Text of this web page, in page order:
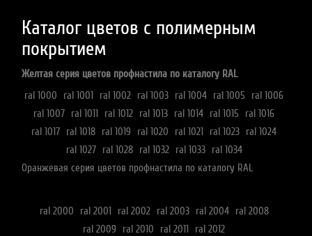
Каталог цветов с полимерным
покрытием
Желтая серия цветов профнастила по каталогу RAL
ral 1000
ral 1001 ral 1002 ral 1003 ral 1004 ral 1005
ral 1006
ral 1007 ral 1011 ral 1012 ral 1013 ral 1014 ral 1015
ral 1016
ral 1017 ral 1018 ral 1019 ral 1020 ral 1021 ral 1023 ral 1024
ral 1027 ral 1028 ral 1032 ral 1033 ral 1034
Оранжевая серия цветов профнастила по каталогу RAL
ral 2000 ral 2001 ral 2002 ral 2003 ral 2004 ral 2008
ral 2009
ral 2010 ral 2011 ral 2012